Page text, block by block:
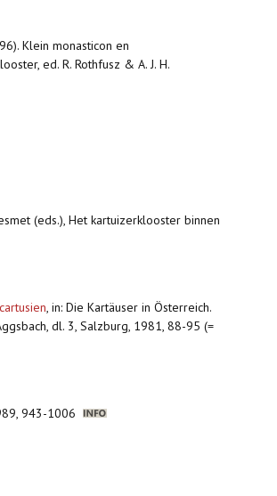
Klein monasticon en
ed. R. Rothfusz & A. J. H.
(eds.), Het kartuizerklooster binnen
, in: Die Kartäuser in Österreich.
dl. 3, Salzburg, 1981, 88-95 (=
943-1006